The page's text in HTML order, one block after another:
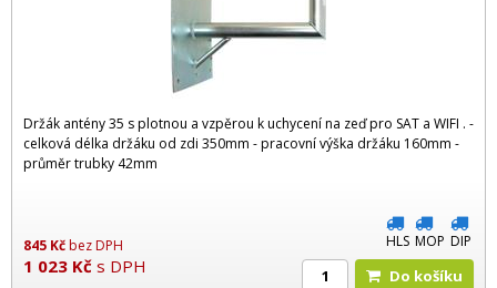
Držák antény 35 s plotnou a vzpěrou k uchycení na zeď pro SAT a WIFI . -
celková délka držáku od zdi 350mm - pracovní výška držáku 160mm -
průměr trubky 42mm
845 Kčbez DPH
1 023 Kč s DPH
HLS MOP DIP
Do košíku